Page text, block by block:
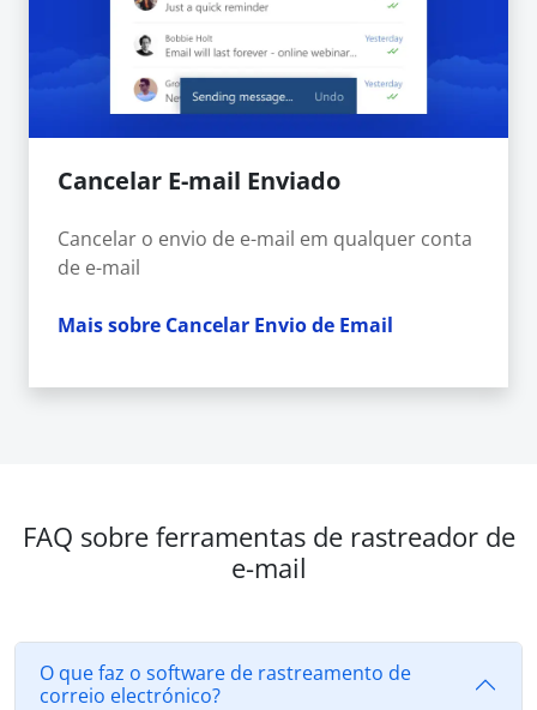
Cancelar E-mail Enviado
Cancelar o envio de e-mail em qualquer conta
de e-mail
Mais sobre Cancelar Envio de Email
FAQ sobre ferramentas de rastreador de
e-mail
O que faz o software de rastreamento de
correio electrónico?